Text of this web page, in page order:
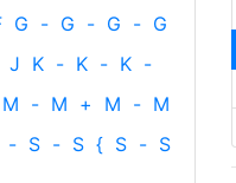
G - G - G - G
J K - K - K -
M - M + M - M
- S - S { S - S